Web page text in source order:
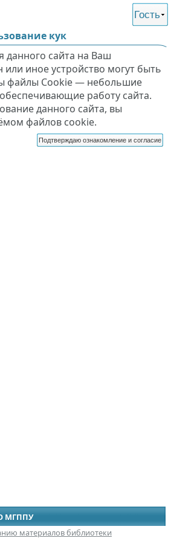
Гость
кук
сайта на Ваш
иное устройство могут быть
файлы Cookie — небольшие
работу сайта.
данного сайта, вы
файлов cookie.
Подтверждаю ознакомление и согласие
МГППУ
материалов библиотеки